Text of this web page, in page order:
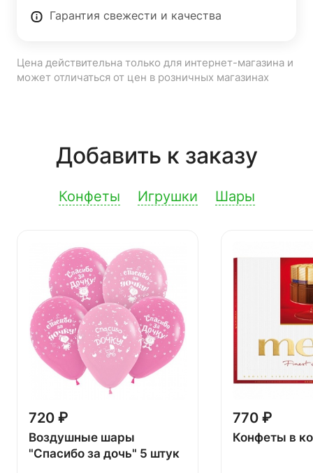
Гарантия свежести и качества
Цена действительна только для интернет-магазина и
может отличаться от цен в розничных магазинах
Добавить к заказу
Конфеты Игрушки Шары
720 ₽
Воздушные шары
"Спасибо за дочь" 5 штук
770 ₽
Конфеты в